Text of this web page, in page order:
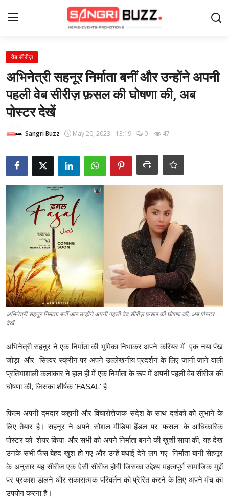
Home
Contact
About Us
फैशन
लाइफस्टाइल
मनोरंजन
खेल
English
वेब सीरीज़
अभिनेत्री सहनूर निर्माता बनीं और उन्होंने अपनी
पहली वेब सीरीज़ फ़सल की घोषणा की, अब
पोस्टर देखें
Sangri Buzz May 20, 2023 - 13:19 0 47
अभिनेत्री सहनूर निर्माता बनीं और उन्होंने अपनी पहली वेब सीरीज़ फ़सल की घोषणा की, अब पोस्टर
देखें
अभिनेत्री सहनूर ने एक निर्माता की भूमिका निभाकर अपने करियर में एक नया पंख
जोड़ा और सिल्वर स्क्रीन पर अपने उल्लेखनीय प्रदर्शन के लिए जानी जाने वाली
प्रतिभाशाली कलाकार ने हाल ही में एक निर्माता के रूप में अपनी पहली वेब सीरीज की
घोषणा की, जिसका शीर्षक 'FASAL' है
फिल्म अपनी दमदार कहानी और विचारोत्तेजक संदेश के साथ दर्शकों को लुभाने के
लिए तैयार है। सहनूर ने अपने सोशल मीडिया हैंडल पर 'फसल' के आधिकारिक
पोस्टर को शेयर किया और सभी को अपने निर्माता बनने की ख़ुशी साया की, यह देख
उनके सभी फैंस बेहद खुश हो गए और उन्हें बधाई देने लग गए निर्माता बानी सेहनूर
के अनुसार यह सीरीज एक ऐसी सीरीज होगी जिसका उद्देश्य महत्वपूर्ण सामाजिक मुद्दों
पर प्रकाश डालने और सकारात्मक परिवर्तन को प्रेरित करने के लिए अपने मंच का
उपयोग करना है।